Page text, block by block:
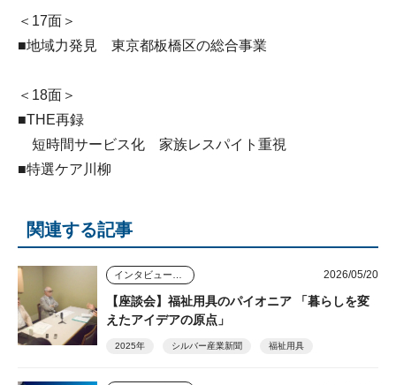
＜17面＞
■地域力発見 東京都板橋区の総合事業
＜18面＞
■THE再録
短時間サービス化 家族レスパイト重視
■特選ケア川柳
関連する記事
2026/05/20
【座談会】福祉用具のパイオニア 「暮らしを変
えたアイデアの原点」
2025年 シルバー産業新聞 福祉用具